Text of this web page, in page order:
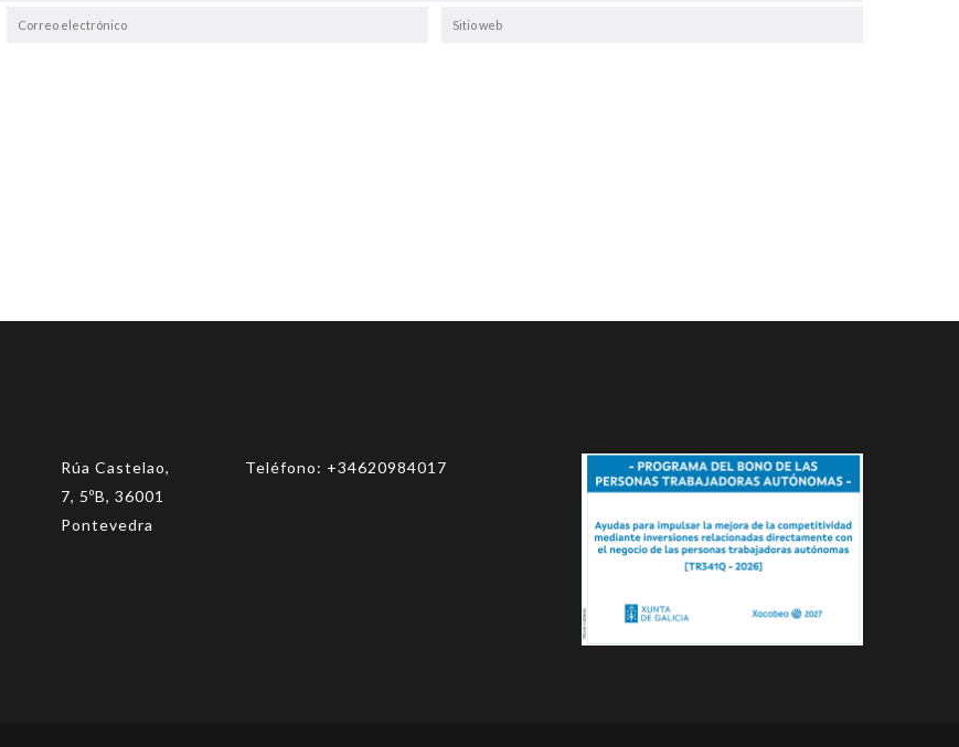
Rúa Castelao,
7, 5ºB, 36001
Pontevedra
Teléfono: +34620984017